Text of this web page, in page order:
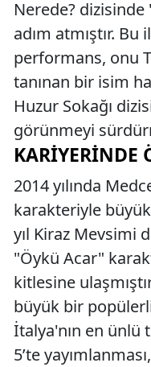
Nerede?
adım atmıştır.
performans, onu
tanınan bir isim
Huzur Sokağı
görünmeyi
KARIYERINDE
2014 yılında
karakteriyle büyük
yıl Kiraz Mevsimi
"Öykü Acar"
kitlesine
büyük bir
İtalya'nın en ünlü
5’te